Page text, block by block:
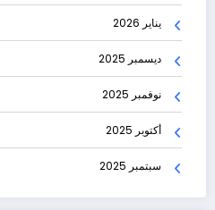
يناير 2026
ديسمبر 2025
نوفمبر 2025
أكتوبر 2025
سبتمبر 2025